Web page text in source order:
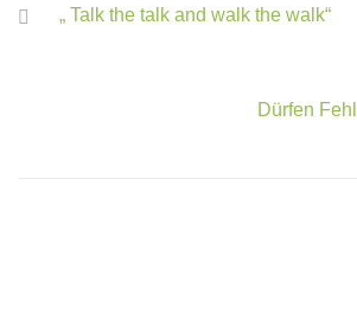
„ Talk the talk and walk the walk“
Dürfen